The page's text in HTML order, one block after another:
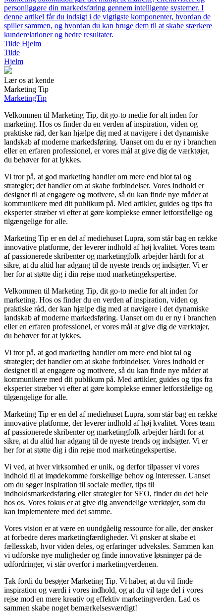
personliggøre din markedsføring gennem intelligente systemer. I
denne artikel får du indsigt i de vigtigste komponenter, hvordan de
spiller sammen, og hvordan du kan bruge dem til at skabe stærkere
kunderelationer og bedre resultater.
Tilde Hjelm
Tilde
Hjelm
Lær os at kende
Marketing Tip
MarketingTip
Velkommen til Marketing Tip, dit go-to medie for alt inden for
marketing. Hos os finder du en verden af inspiration, viden og
praktiske råd, der kan hjælpe dig med at navigere i det dynamiske
landskab af moderne markedsføring. Uanset om du er ny i branchen
eller en erfaren professionel, er vores mål at give dig de værktøjer,
du behøver for at lykkes.
Vi tror på, at god marketing handler om mere end blot tal og
strategier; det handler om at skabe forbindelser. Vores indhold er
designet til at engagere og motivere, så du kan finde nye måder at
kommunikere med dit publikum på. Med artikler, guides og tips fra
eksperter stræber vi efter at gøre komplekse emner letforståelige og
tilgængelige for alle.
Marketing Tip er en del af mediehuset Lupra, som står bag en række
innovative platforme, der leverer indhold af høj kvalitet. Vores team
af passionerede skribenter og marketingfolk arbejder hårdt for at
sikre, at du altid har adgang til de nyeste trends og indsigter. Vi er
her for at støtte dig i din rejse mod marketingekspertise.
Velkommen til Marketing Tip, dit go-to medie for alt inden for
marketing. Hos os finder du en verden af inspiration, viden og
praktiske råd, der kan hjælpe dig med at navigere i det dynamiske
landskab af moderne markedsføring. Uanset om du er ny i branchen
eller en erfaren professionel, er vores mål at give dig de værktøjer,
du behøver for at lykkes.
Vi tror på, at god marketing handler om mere end blot tal og
strategier; det handler om at skabe forbindelser. Vores indhold er
designet til at engagere og motivere, så du kan finde nye måder at
kommunikere med dit publikum på. Med artikler, guides og tips fra
eksperter stræber vi efter at gøre komplekse emner letforståelige og
tilgængelige for alle.
Marketing Tip er en del af mediehuset Lupra, som står bag en række
innovative platforme, der leverer indhold af høj kvalitet. Vores team
af passionerede skribenter og marketingfolk arbejder hårdt for at
sikre, at du altid har adgang til de nyeste trends og indsigter. Vi er
her for at støtte dig i din rejse mod marketingekspertise.
Vi ved, at hver virksomhed er unik, og derfor tilpasser vi vores
indhold til at imødekomme forskellige behov og interesser. Uanset
om du søger inspiration til sociale medier, tips til
indholdsmarkedsføring eller strategier for SEO, finder du det hele
hos os. Vores fokus er at give dig anvendelige værktøjer, som du
kan implementere med det samme.
Vores vision er at være en uundgåelig ressource for alle, der ønsker
at forbedre deres marketingfærdigheder. Vi ønsker at skabe et
fællesskab, hvor viden deles, og erfaringer udveksles. Sammen kan
vi udforske nye muligheder og finde innovative løsninger på de
udfordringer, vi står overfor i marketingverdenen.
Tak fordi du besøger Marketing Tip. Vi håber, at du vil finde
inspiration og værdi i vores indhold, og at du vil tage del i vores
rejse mod en mere kreativ og effektiv marketingverden. Lad os
sammen skabe noget bemærkelsesværdigt!